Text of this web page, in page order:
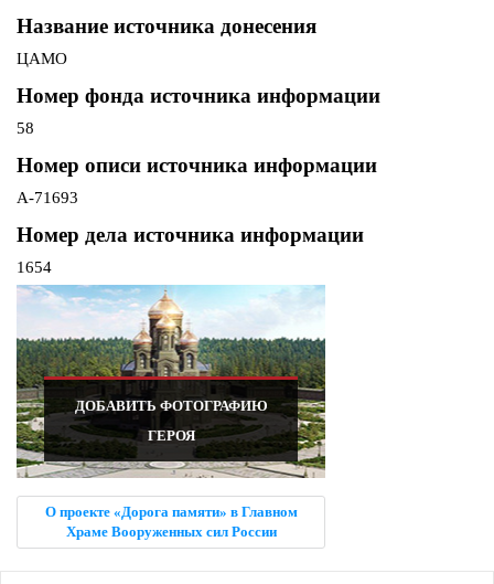
Название источника донесения
ЦАМО
Номер фонда источника информации
58
Номер описи источника информации
А-71693
Номер дела источника информации
1654
ДОБАВИТЬ ФОТОГРАФИЮ
ГЕРОЯ
О проекте «Дорога памяти» в Главном
Храме Вооруженных сил России